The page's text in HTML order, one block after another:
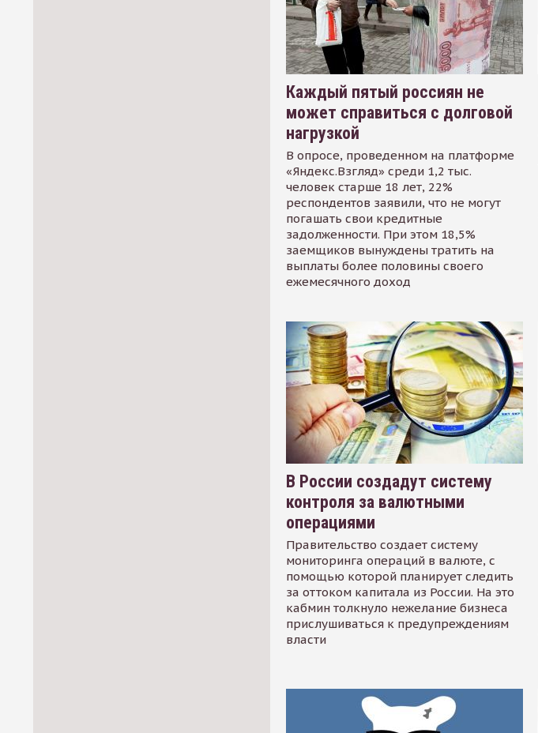
Каждый пятый россиян не
может справиться с долговой
нагрузкой
В опросе, проведенном на платформе
«Яндекс.Взгляд» среди 1,2 тыс.
человек старше 18 лет, 22%
респондентов заявили, что не могут
погашать свои кредитные
задолженности. При этом 18,5%
заемщиков вынуждены тратить на
выплаты более половины своего
ежемесячного доход
В России создадут систему
контроля за валютными
операциями
Правительство создает систему
мониторинга операций в валюте, с
помощью которой планирует следить
за оттоком капитала из России. На это
кабмин толкнуло нежелание бизнеса
прислушиваться к предупреждениям
власти